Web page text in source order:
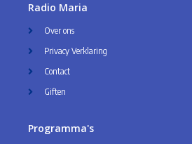
Radio Maria
Over ons
Privacy Verklaring
Contact
Giften
Programma's